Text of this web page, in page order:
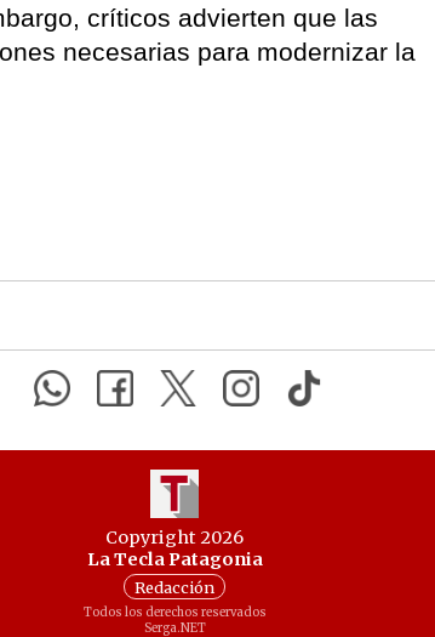
críticos advierten que las
necesarias para modernizar la
Copyright 2026
La Tecla Patagonia
Redacción
Todos los derechos reservados
Serga.NET